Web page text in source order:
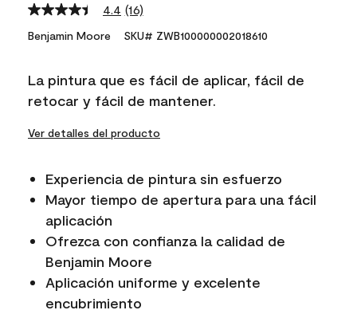
4.4 Read
16
Reviews.
link.
(16)
Benjamin Moore SKU# ZWB100000002018610
La pintura que es fácil de aplicar, fácil de
retocar y fácil de mantener.
Ver detalles del producto
Experiencia de pintura sin esfuerzo
Mayor tiempo de apertura para una fácil
aplicación
Ofrezca con confianza la calidad de
Benjamin Moore
Aplicación uniforme y excelente
encubrimiento